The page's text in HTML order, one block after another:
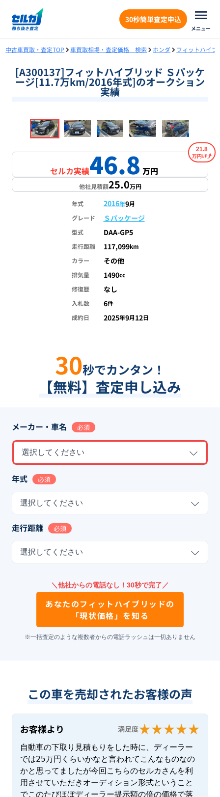
30秒簡単査定申込
メニュー
中古車買取・査定TOP 車買取相場・査定価格 検索 ホンダ フィットハイブ
[A300137]フィットハイブリッド Ｓパッケ
ージ[11.7万km/2016年式]のオークション
実績
1/18
セルカ実績46.8万円
21.8
万円
他社見積額25.0万円
年式 2016年9月
グレード
Ｓパッケージ
型式 DAA-GP5
走行距離 117,099km
カラー
その他
排気量 1490cc
修復歴
なし
入札数 6件
成約日
2025年9月12日
30秒でカンタン！
【無料】査定申し込み
メーカー・車名 必須
選択してください
年式 必須
選択してください
走行距離 必須
選択してください
＼他社からの電話なし！30秒で完了／
あなたのフィットハイブリッドの
「現状価格」を知る
※一括査定のような複数者からの電話ラッシュは一切ありません
この車を売却されたお客様の声
お客様より 満足度
自動車の下取り見積もりをした時に、ディーラー
では25万円くらいかなと言われてこんなものなの
かと思ってましたが今回こちらのセルカさんを利
用させていただきオーディション形式ということ
でこのたびほぼディーラー提示額の倍の価格で落